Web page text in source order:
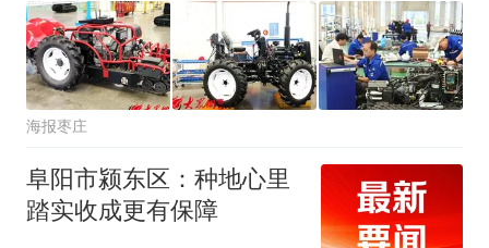
海报枣庄
阜阳市颍东区：种地心里
踏实收成更有保障